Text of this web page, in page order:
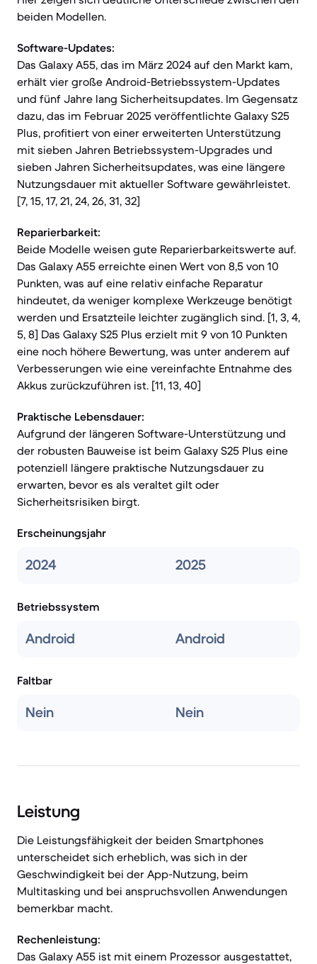
beiden Modellen.
Software-Updates:
Das Galaxy A55, das im März 2024 auf den Markt kam,
erhält vier große Android-Betriebssystem-Updates
und fünf Jahre lang Sicherheitsupdates. Im Gegensatz
dazu, das im Februar 2025 veröffentlichte Galaxy S25
Plus, profitiert von einer erweiterten Unterstützung
mit sieben Jahren Betriebssystem-Upgrades und
sieben Jahren Sicherheitsupdates, was eine längere
Nutzungsdauer mit aktueller Software gewährleistet.
[7, 15, 17, 21, 24, 26, 31, 32]
Reparierbarkeit:
Beide Modelle weisen gute Reparierbarkeitswerte auf.
Das Galaxy A55 erreichte einen Wert von 8,5 von 10
Punkten, was auf eine relativ einfache Reparatur
hindeutet, da weniger komplexe Werkzeuge benötigt
werden und Ersatzteile leichter zugänglich sind. [1, 3, 4,
5, 8] Das Galaxy S25 Plus erzielt mit 9 von 10 Punkten
eine noch höhere Bewertung, was unter anderem auf
Verbesserungen wie eine vereinfachte Entnahme des
Akkus zurückzuführen ist. [11, 13, 40]
Praktische Lebensdauer:
Aufgrund der längeren Software-Unterstützung und
der robusten Bauweise ist beim Galaxy S25 Plus eine
potenziell längere praktische Nutzungsdauer zu
erwarten, bevor es als veraltet gilt oder
Sicherheitsrisiken birgt.
Erscheinungsjahr
2024 2025
Betriebssystem
Android Android
Faltbar
Nein Nein
Leistung
Die Leistungsfähigkeit der beiden Smartphones
unterscheidet sich erheblich, was sich in der
Geschwindigkeit bei der App-Nutzung, beim
Multitasking und bei anspruchsvollen Anwendungen
bemerkbar macht.
Rechenleistung:
Das Galaxy A55 ist mit einem Prozessor ausgestattet,